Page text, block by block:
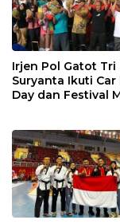
Irjen Pol Gatot Tri
Suryanta Ikuti Car
Day dan Festival